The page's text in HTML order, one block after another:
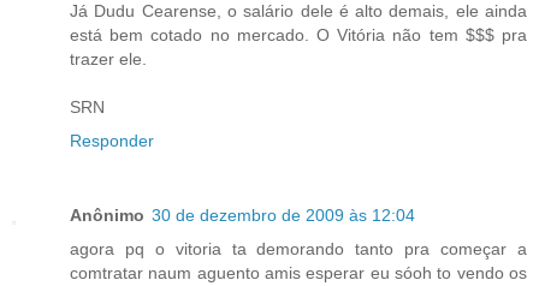
Já Dudu Cearense, o salário dele é alto demais, ele ainda
está bem cotado no mercado. O Vitória não tem $$$ pra
trazer ele.
SRN
Responder
Anônimo 30 de dezembro de 2009 às 12:04
agora pq o vitoria ta demorando tanto pra começar a
comtratar naum aguento amis esperar eu sóoh to vendo os